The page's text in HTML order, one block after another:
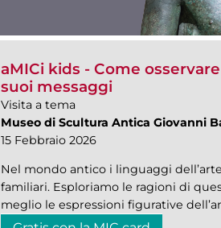
aMICi kids - Come
suoi messaggi
Visita a tema
Museo di Scultura Antica Giovanni
15 Febbraio 2026
Nel mondo antico i linguaggi
familiari. Esploriamo le ragioni di
meglio le espressioni figurative